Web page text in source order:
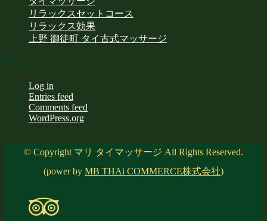
リラックスセットコース
リラックス効果
上野 御徒町 タイ古式マッサージ
Log in
Entries feed
Comments feed
WordPress.org
© Copyright マリ タイマッサージ All Rights Reserved.
(power by MB THAi COMMERCE株式会社)